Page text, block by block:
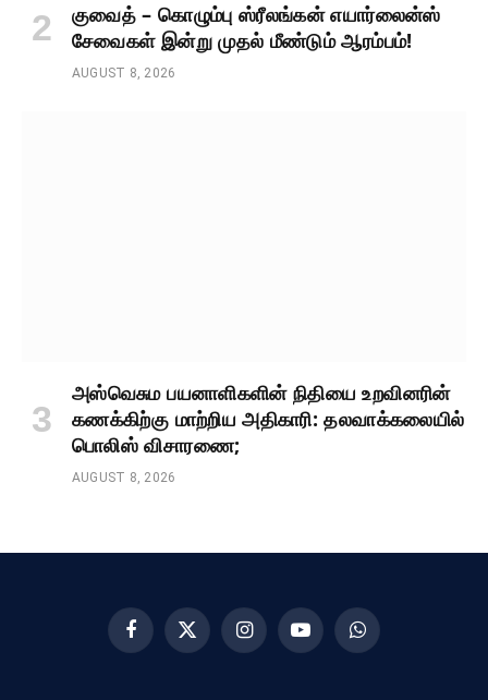
குவைத் – கொழும்பு ஸ்ரீலங்கன் எயார்லைன்ஸ்
சேவைகள் இன்று முதல் மீண்டும் ஆரம்பம்!
AUGUST 8, 2026
அஸ்வெசும பயனாளிகளின் நிதியை உறவினரின்
கணக்கிற்கு மாற்றிய அதிகாரி: தலவாக்கலையில்
பொலிஸ் விசாரணை;
AUGUST 8, 2026
FacebookX
(Twitter)
InstagramYouTubeWhatsApp